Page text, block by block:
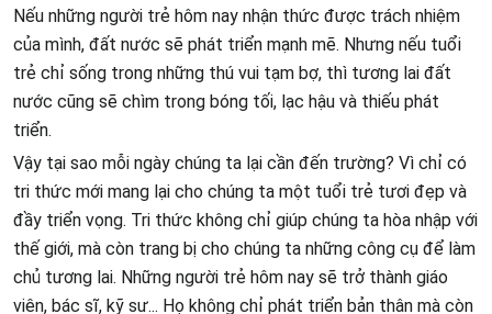
Nếu những người trẻ hôm nay nhận thức được trách nhiệm
của mình, đất nước sẽ phát triển mạnh mẽ. Nhưng nếu tuổi
trẻ chỉ sống trong những thú vui tạm bợ, thì tương lai đất
nước cũng sẽ chìm trong bóng tối, lạc hậu và thiếu phát
triển.
Vậy tại sao mỗi ngày chúng ta lại cần đến trường? Vì chỉ có
tri thức mới mang lại cho chúng ta một tuổi trẻ tươi đẹp và
đầy triển vọng. Tri thức không chỉ giúp chúng ta hòa nhập với
thế giới, mà còn trang bị cho chúng ta những công cụ để làm
chủ tương lai. Những người trẻ hôm nay sẽ trở thành giáo
viên, bác sĩ, kỹ sư... Họ không chỉ phát triển bản thân mà còn